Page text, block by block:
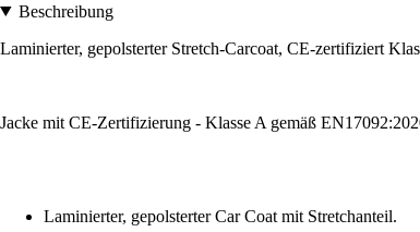
Beschreibung
Laminierter, gepolsterter Stretch-Carcoat, CE-zertifiziert
Jacke mit CE-Zertifizierung - Klasse A gemäß
Laminierter, gepolsterter Car Coat mit Stretchanteil.